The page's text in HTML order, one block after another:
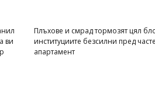
ви
Плъхове и смрад тормозят цял
институциите безсилни пред
апартамент